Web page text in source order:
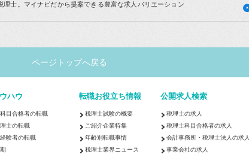
士。マイナビだから提案できる豊富な求人バリエーション
ページトップへ戻る
ハウ
目合格者の転職
士の転職
験者の転職
転職お役立ち情報
税理士試験の概要
ご紹介企業特集
年齢別転職事情
税理士業界ニュース
公開求人検索
税理士の求人
税理士科目合格者の求人
会計事務所・税理士法人の求人
事業会社の求人